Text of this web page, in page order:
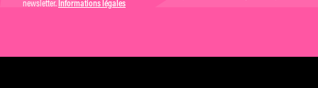
Informations légales